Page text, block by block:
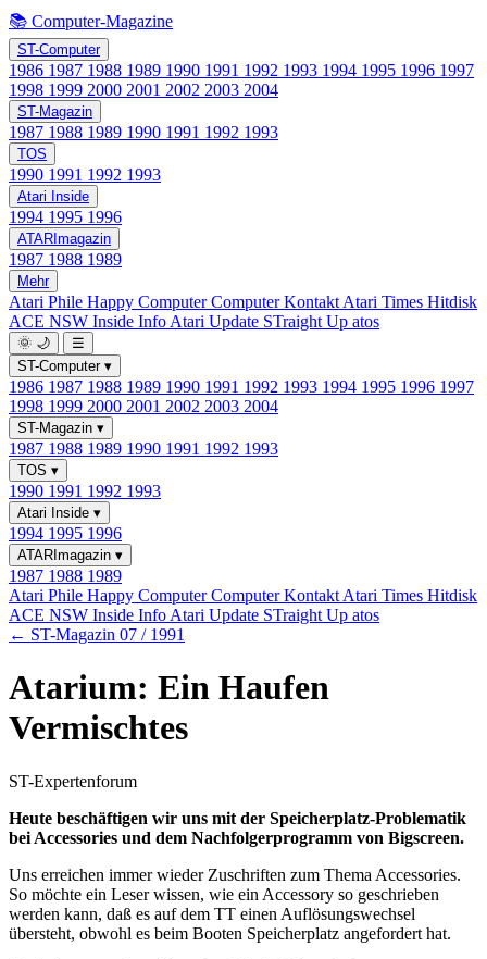
📚 Computer-Magazine
ST-Computer
1986 1987 1988 1989 1990 1991 1992 1993 1994 1995 1996 1997
1998 1999 2000 2001 2002 2003 2004
ST-Magazin
1987 1988 1989 1990 1991 1992 1993
TOS
1990 1991 1992 1993
Atari Inside
1994 1995 1996
ATARImagazin
1987 1988 1989
Mehr
Atari Phile Happy ComputerComputer Kontakt Atari Times Hitdisk
ACE NSW Inside Info Atari Update STraight Up atos
🌞 🌙
☰
ST-Computer ▾
1986 1987 1988 1989 1990 1991 1992 1993 1994 1995 1996 1997
1998 1999 2000 2001 2002 2003 2004
ST-Magazin ▾
1987 1988 1989 1990 1991 1992 1993
TOS ▾
1990 1991 1992 1993
Atari Inside ▾
1994 1995 1996
ATARImagazin ▾
1987 1988 1989
Atari Phile Happy ComputerComputer Kontakt Atari Times Hitdisk
ACE NSW Inside Info Atari Update STraight Up atos
← ST-Magazin 07 / 1991
Atarium: Ein Haufen
Vermischtes
ST-Expertenforum
Heute beschäftigen wir uns mit der Speicherplatz-Problematik
bei Accessories und dem Nachfolgerprogramm von Bigscreen.
Uns erreichen immer wieder Zuschriften zum Thema Accessories.
So möchte ein Leser wissen, wie ein Accessory so geschrieben
werden kann, daß es auf dem TT einen Auflösungswechsel
übersteht, obwohl es beim Booten Speicherplatz angefordert hat.